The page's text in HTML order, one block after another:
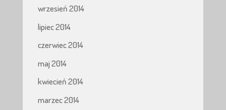
wrzesień 2014
lipiec 2014
czerwiec 2014
maj 2014
kwiecień 2014
marzec 2014